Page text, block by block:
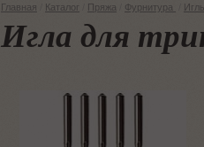
Главная Каталог Пряжа Фурнитура
Игла для